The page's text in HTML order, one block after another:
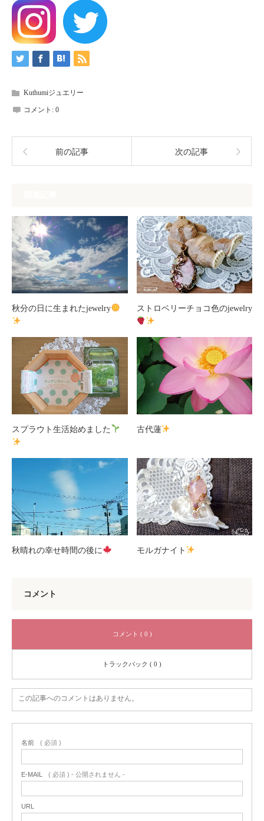
Kuthumiジュエリー
コメント: 0
前の記事 次の記事
秋分の日に生まれたjewelry ストロベリーチョコ色のjewelry
スプラウト生活始めました 古代蓮
秋晴れの幸せ時間の後に モルガナイト
コメント
コメント ( 0 )
トラックバック ( 0 )
この記事へのコメントはありません。
名前 ( 必須 )
E-MAIL ( 必須 ) - 公開されません -
URL